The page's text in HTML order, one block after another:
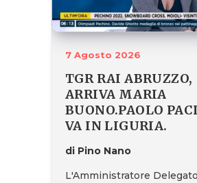
7 Agosto 2026
TGR RAI ABRUZZO,
ARRIVA MARIA
BUONO.PAOLO
VA IN LIGURIA.
di Pino Nano
L'Amministratore